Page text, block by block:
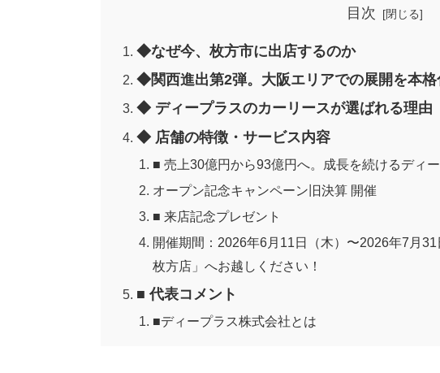
目次
◆なぜ今、枚方市に出店するのか
◆関西進出第2弾。大阪エリアでの展開を本格
◆ ディープラスのカーリースが選ばれる理由
◆ 店舗の特徴・サービス内容
■ 売上30億円から93億円へ。成長を続けるディ
オープン記念キャンペーン旧決算 開催
■ 来店記念プレゼント
開催期間：2026年6月11日（木）〜2026年7月
枚方店」へお越しください！
■ 代表コメント
■ディープラス株式会社とは